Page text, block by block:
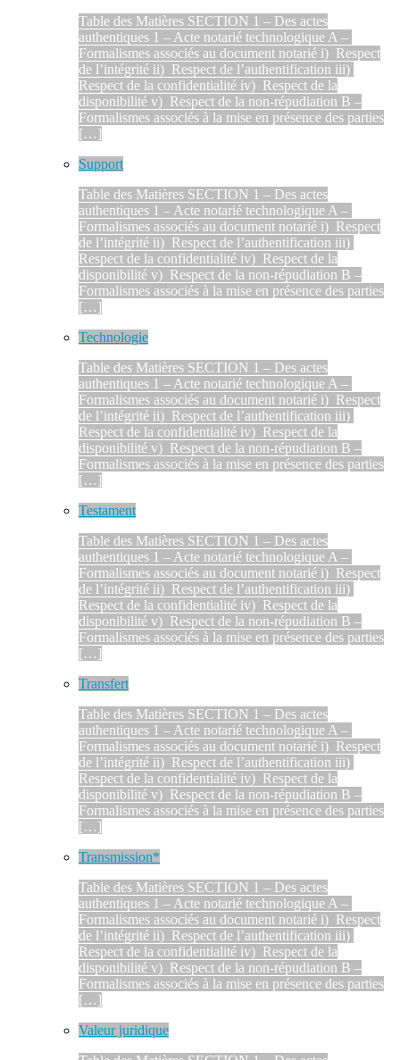
Table des Matières SECTION 1 – Des actes
authentiques 1 – Acte notarié technologique A –
Formalismes associés au document notarié i) Respect
de l’intégrité ii) Respect de l’authentification iii)
Respect de la confidentialité iv) Respect de la
disponibilité v) Respect de la non-répudiation B –
Formalismes associés à la mise en présence des parties
[…]
Support
Table des Matières SECTION 1 – Des actes
authentiques 1 – Acte notarié technologique A –
Formalismes associés au document notarié i) Respect
de l’intégrité ii) Respect de l’authentification iii)
Respect de la confidentialité iv) Respect de la
disponibilité v) Respect de la non-répudiation B –
Formalismes associés à la mise en présence des parties
[…]
Technologie
Table des Matières SECTION 1 – Des actes
authentiques 1 – Acte notarié technologique A –
Formalismes associés au document notarié i) Respect
de l’intégrité ii) Respect de l’authentification iii)
Respect de la confidentialité iv) Respect de la
disponibilité v) Respect de la non-répudiation B –
Formalismes associés à la mise en présence des parties
[…]
Testament
Table des Matières SECTION 1 – Des actes
authentiques 1 – Acte notarié technologique A –
Formalismes associés au document notarié i) Respect
de l’intégrité ii) Respect de l’authentification iii)
Respect de la confidentialité iv) Respect de la
disponibilité v) Respect de la non-répudiation B –
Formalismes associés à la mise en présence des parties
[…]
Transfert
Table des Matières SECTION 1 – Des actes
authentiques 1 – Acte notarié technologique A –
Formalismes associés au document notarié i) Respect
de l’intégrité ii) Respect de l’authentification iii)
Respect de la confidentialité iv) Respect de la
disponibilité v) Respect de la non-répudiation B –
Formalismes associés à la mise en présence des parties
[…]
Transmission*
Table des Matières SECTION 1 – Des actes
authentiques 1 – Acte notarié technologique A –
Formalismes associés au document notarié i) Respect
de l’intégrité ii) Respect de l’authentification iii)
Respect de la confidentialité iv) Respect de la
disponibilité v) Respect de la non-répudiation B –
Formalismes associés à la mise en présence des parties
[…]
Valeur juridique